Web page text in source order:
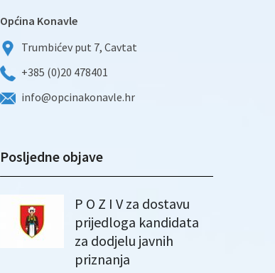
Općina Konavle
Trumbićev put 7, Cavtat
+385 (0)20 478401
info@opcinakonavle.hr
Posljedne objave
P O Z I V za dostavu
prijedloga kandidata
za dodjelu javnih
priznanja